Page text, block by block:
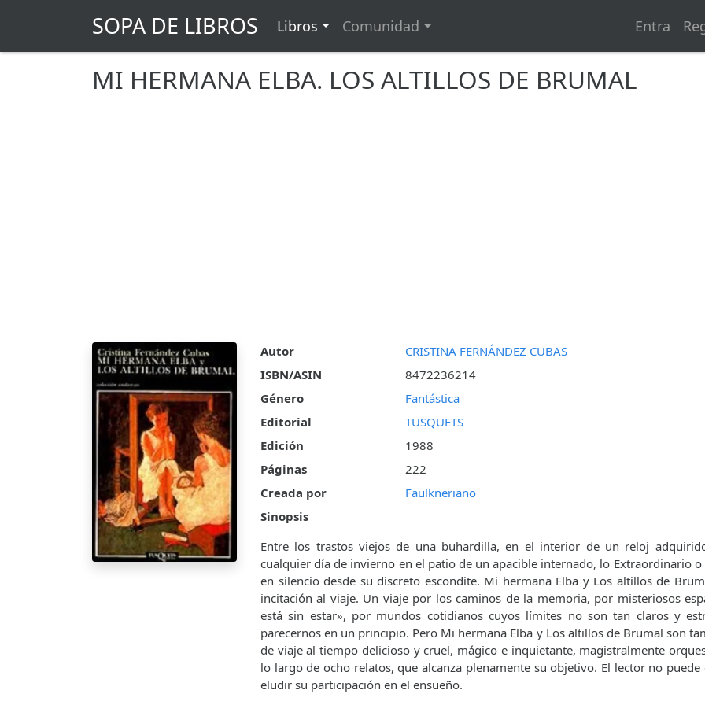
SOPA DE LIBROS Libros Comunidad Entra
MI HERMANA ELBA. LOS ALTILLOS DE BRUMAL
Autor
CRISTINA FERNÁNDEZ CUBAS
ISBN/ASIN
8472236214
Género
Fantástica
Editorial
TUSQUETS
Edición
1988
Páginas
222
Creada por
Faulkneriano
Sinopsis
Entre los trastos viejos de una buhardilla, en el interior de un reloj
cualquier día de invierno en el patio de un apacible internado, lo Extraordinario
en silencio desde su discreto escondite. Mi hermana Elba y Los altillos de
incitación al viaje. Un viaje por los caminos de la memoria, por misteriosos
está sin estar», por mundos cotidianos cuyos límites no son tan claros y
parecernos en un principio. Pero Mi hermana Elba y Los altillos de Brumal son
de viaje al tiempo delicioso y cruel, mágico e inquietante, magistralmente
lo largo de ocho relatos, que alcanza plenamente su objetivo. El lector no
eludir su participación en el ensueño.